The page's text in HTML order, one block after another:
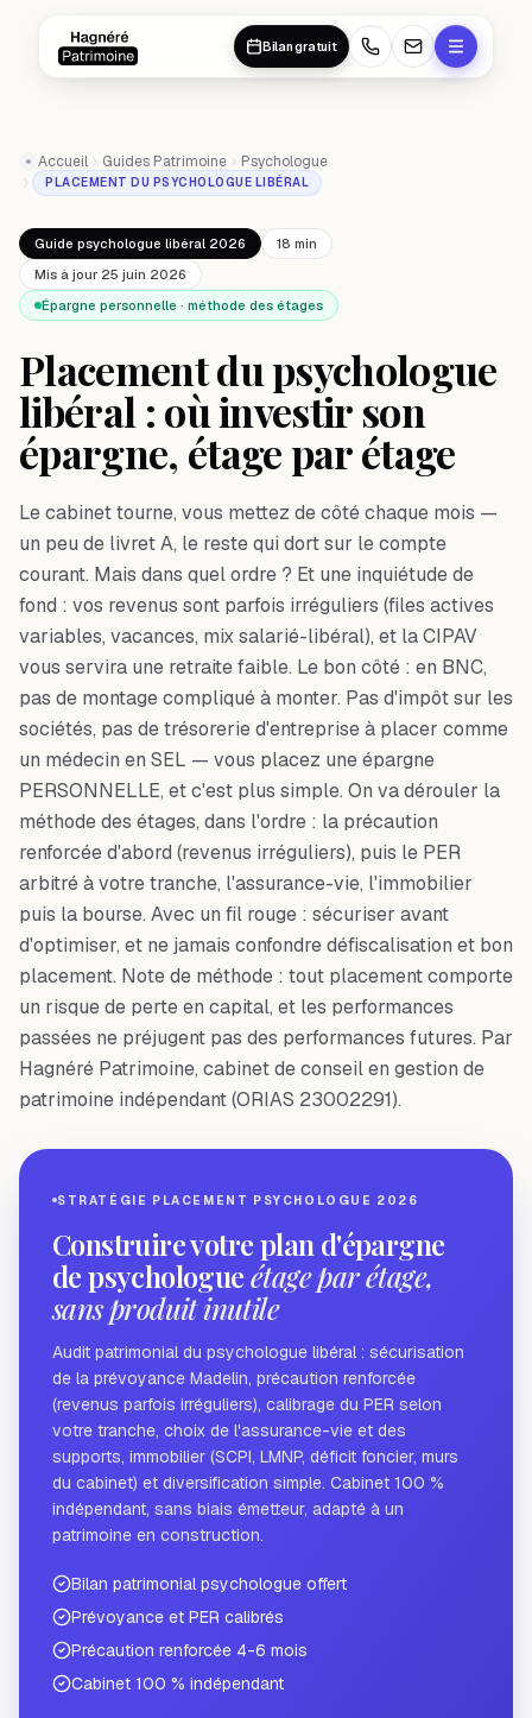
Bilan gratuit
Accueil Guides Patrimoine Psychologue
PLACEMENT DU PSYCHOLOGUE LIBÉRAL
Guide psychologue libéral 2026
18 min
Mis à jour 25 juin 2026
Épargne personnelle · méthode des étages
Placement du psychologue
libéral : où investir son
épargne, étage par étage
Le cabinet tourne, vous mettez de côté chaque mois —
un peu de livret A, le reste qui dort sur le compte
courant. Mais dans quel ordre ? Et une inquiétude de
fond : vos revenus sont parfois irréguliers (files actives
variables, vacances, mix salarié-libéral), et la CIPAV
vous servira une retraite faible. Le bon côté : en BNC,
pas de montage compliqué à monter. Pas d'impôt sur les
sociétés, pas de trésorerie d'entreprise à placer comme
un médecin en SEL — vous placez une épargne
PERSONNELLE, et c'est plus simple. On va dérouler la
méthode des étages, dans l'ordre : la précaution
renforcée d'abord (revenus irréguliers), puis le PER
arbitré à votre tranche, l'assurance-vie, l'immobilier
puis la bourse. Avec un fil rouge : sécuriser avant
d'optimiser, et ne jamais confondre défiscalisation et bon
placement. Note de méthode : tout placement comporte
un risque de perte en capital, et les performances
passées ne préjugent pas des performances futures. Par
Hagnéré Patrimoine, cabinet de conseil en gestion de
patrimoine indépendant (ORIAS 23002291).
STRATÉGIE PLACEMENT PSYCHOLOGUE 2026
Construire votre plan d'épargne
de psychologueétage par étage,
sans produit inutile
Audit patrimonial du psychologue libéral : sécurisation
de la prévoyance Madelin, précaution renforcée
(revenus parfois irréguliers), calibrage du PER selon
votre tranche, choix de l'assurance-vie et des
supports, immobilier (SCPI, LMNP, déficit foncier, murs
du cabinet) et diversification simple. Cabinet 100 %
indépendant, sans biais émetteur, adapté à un
patrimoine en construction.
Bilan patrimonial psychologue offert
Prévoyance et PER calibrés
Précaution renforcée 4-6 mois
Cabinet 100 % indépendant